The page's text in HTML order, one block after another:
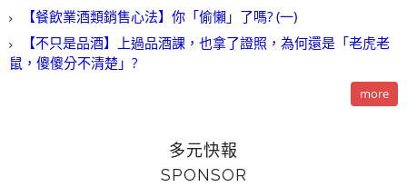
【餐飲業酒類銷售心法】你「偷懶」了嗎? (一)
【不只是品酒】上過品酒課，也拿了證照，為何還是「老虎老
鼠，傻傻分不清楚」?
more
多元快報
SPONSOR